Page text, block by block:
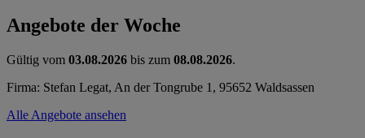
Angebote der Woche
Gültig vom 03.08.2026 bis zum 08.08.2026.
Firma: Stefan Legat, An der Tongrube 1, 95652 Waldsassen
Alle Angebote ansehen